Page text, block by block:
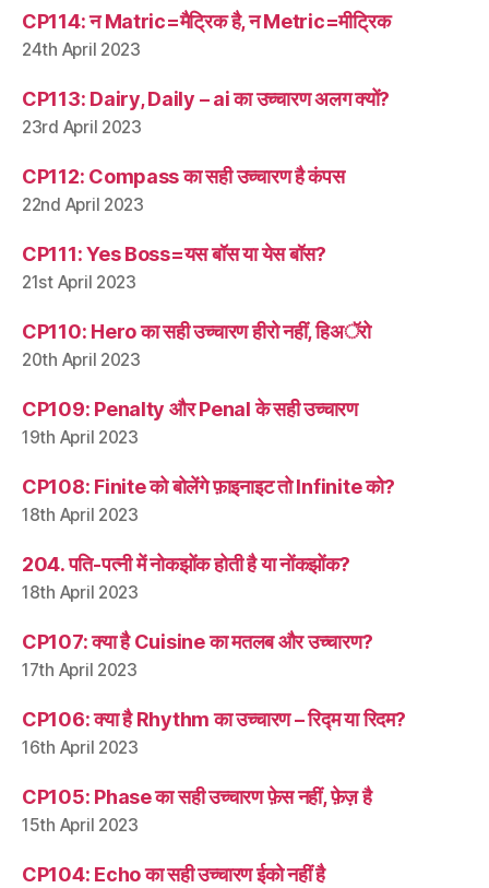
CP114: न Matric=मैट्रिक है, न Metric=मीट्रिक
24th April 2023
CP113: Dairy, Daily – ai का उच्चारण अलग क्यों?
23rd April 2023
CP112: Compass का सही उच्चारण है कंपस
22nd April 2023
CP111: Yes Boss=यस बॉस या येस बॉस?
21st April 2023
CP110: Hero का सही उच्चारण हीरो नहीं, हिअॅरो
20th April 2023
CP109: Penalty और Penal के सही उच्चारण
19th April 2023
CP108: Finite को बोलेंगे फ़ाइनाइट तो Infinite को?
18th April 2023
204. पति-पत्नी में नोकझोंक होती है या नोंकझोंक?
18th April 2023
CP107: क्या है Cuisine का मतलब और उच्चारण?
17th April 2023
CP106: क्या है Rhythm का उच्चारण – रिद्म या रिदम?
16th April 2023
CP105: Phase का सही उच्चारण फ़ेस नहीं, फ़ेज़ है
15th April 2023
CP104: Echo का सही उच्चारण ईको नहीं है